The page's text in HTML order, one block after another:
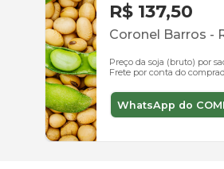
R$ 137,50
Coronel Barros -
Preço da soja (bruto) por
Frete por conta do
WhatsApp do